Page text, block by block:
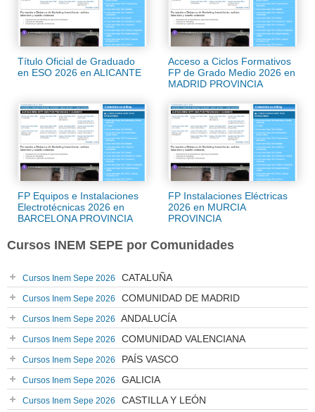
Título Oficial de Graduado
en ESO 2026 en ALICANTE
Acceso a Ciclos Formativos
FP de Grado Medio 2026 en
MADRID PROVINCIA
FP Equipos e Instalaciones
Electrotécnicas 2026 en
BARCELONA PROVINCIA
FP Instalaciones Eléctricas
2026 en MURCIA
PROVINCIA
Cursos INEM SEPE por Comunidades
Cursos Inem Sepe 2026 CATALUÑA
Cursos Inem Sepe 2026 COMUNIDAD DE MADRID
Cursos Inem Sepe 2026 ANDALUCÍA
Cursos Inem Sepe 2026 COMUNIDAD VALENCIANA
Cursos Inem Sepe 2026 PAÍS VASCO
Cursos Inem Sepe 2026 GALICIA
Cursos Inem Sepe 2026 CASTILLA Y LEÓN